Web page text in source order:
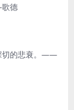
德
切的悲衰。——